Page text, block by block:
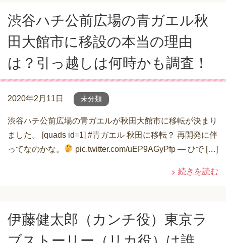
渋谷ハチ公前広場の青ガエル秋
田大館市に移設の本当の理由
は？引っ越しは何時かも調査！
2020年2月11日 未分類
渋谷ハチ公前広場の青ガエルが秋田大館市に移転が決まり
ました。 [quads id=1] #青ガエル 秋田に移転？ 再開発に伴
ってなのかな。
pic.twitter.com/uEP9AGyPfp — ひで […]
続きを読む
伊藤健太郎（カンチ役）東京ラ